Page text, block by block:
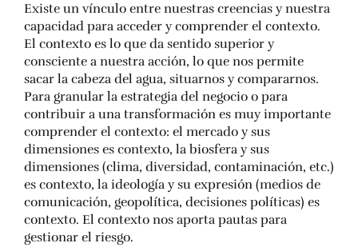
Existe un vínculo entre nuestras creencias y nuestra
capacidad para acceder y comprender el contexto.
El contexto es lo que da sentido superior y
consciente a nuestra acción, lo que nos permite
sacar la cabeza del agua, situarnos y compararnos.
Para granular la estrategia del negocio o para
contribuir a una transformación es muy importante
comprender el contexto: el mercado y sus
dimensiones es contexto, la biosfera y sus
dimensiones (clima, diversidad, contaminación, etc.)
es contexto, la ideología y su expresión (medios de
comunicación, geopolítica, decisiones políticas) es
contexto. El contexto nos aporta pautas para
gestionar el riesgo.